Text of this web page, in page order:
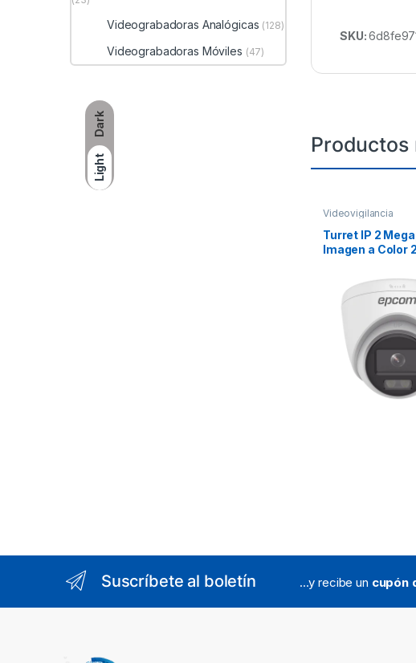
Dark
Light
SKU:
Productos
Videovigilancia
Turret IP 2
Imagen a Color
30 mts / Exterior
dWDR
Videograbadoras Analógicas (128)
Videograbadoras Móviles (47)
Suscríbete al boletín ...y recibe un cupón